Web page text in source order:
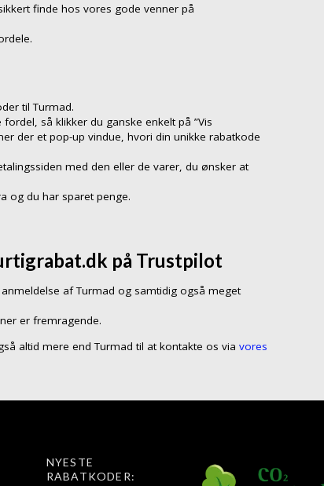
finde hos vores gode venner på
til Turmad.
så klikker du ganske enkelt på ”Vis
der et pop-up vindue, hvori din unikke rabatkode
med den eller de varer, du ønsker at
og du har sparet penge.
på Trustpilot
af Turmad og samtidig også meget
er fremragende.
altid mere end Turmad til at kontakte os via vores
NYESTE
RABATKODER: